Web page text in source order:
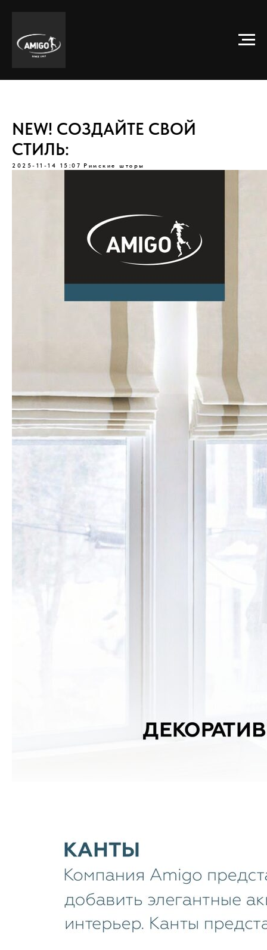
NEW! СОЗДАЙТЕ СВОЙ
СТИЛЬ:
2025-11-14 15:07 Римские шторы